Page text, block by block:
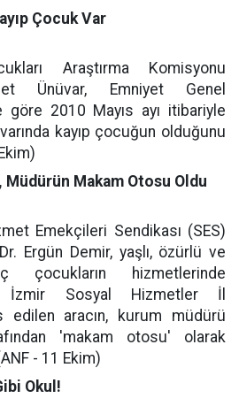
Çocuk Var
Araştırma Komisyonu
Ünüvar, Emniyet Genel
göre 2010 Mayıs ayı itibariyle
kayıp çocuğun olduğunu
Müdürün Makam Otosu Oldu
Emekçileri Sendikası (SES)
Ergün Demir, yaşlı, özürlü ve
çocukların hizmetlerinde
İzmir Sosyal Hizmetler İl
edilen aracın, kurum müdürü
'makam otosu' olarak
- 11 Ekim)
Okul!